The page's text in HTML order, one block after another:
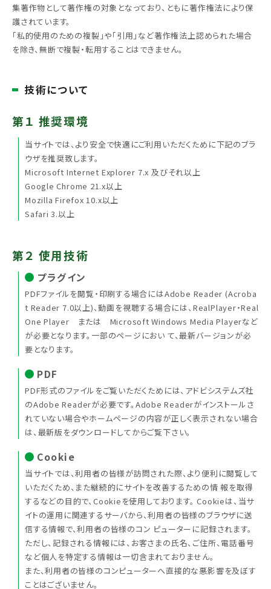
集著作物として著作権の対象となっており、ともに著作権法により保
護されています。
「私的使用のための複製」や「引用」など著作権法上認められた場合
を除き、無断で複製・転用することはできません。
技術について
第１ 推奨環境
当サイトでは、より安全で快適にご利用いただくために下記のブラ
ウザを推奨致します。
Microsoft Internet Explorer 7.x 及びそれ以上
Google Chrome 21.x以上
Mozilla Firefox 10.x以上
Safari 3.以上
第２ 使用技術
プラグイン
PDFファイルを閲覧・印刷する場合にはAdobe Reader (Acroba
t Reader 7.0以上)、動画を視聴する場合には、RealPlayer・Real
One Player または Microsoft Windows Media Playerなど
が必要となります。一部のページにおい て、最新バージョンが必
要となります。
PDF
PDF形式のファイルをご覧いただくためには、アドビシステムズ社
のAdobe Readerが必要です。Adobe Readerがインストールさ
れていない場合やホームページの内容が正しく表示されない場合
は、最新版をダウンロードしてからご覧下さい。
Cookie
当サイトでは、利用者の皆様が訪問された際、より便利に閲覧して
いただくため、また継続的にサイトを改善するための情 報を取得
するなどの目的で、Cookieを使用しております。 Cookieは、当サ
イトの運用に関連するサーバから、利用者の皆様のブラウザに送
信する情報で、利用者の皆様のコン ピューターに記録されます。
ただし、記録される情報には、お客さまの氏名、ご住所、電話番号
など個人を特定する情報は一切含まれておりません。
また、利用者の皆様のコンピューターへ直接的な悪影響を及ぼす
ことはございません。